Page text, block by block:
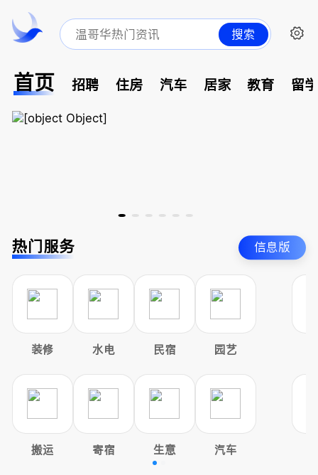
搜索
首页 招聘 住房 汽车 居家 教育 留
热门服务 信息版
装修 水电 民宿 园艺
搬运 寄宿 生意 汽车